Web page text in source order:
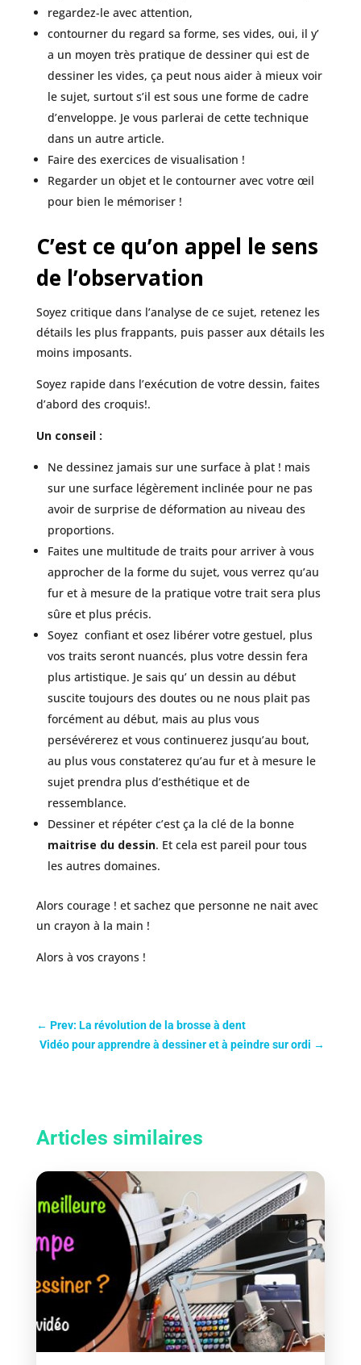
regardez-le avec attention,
contourner du regard sa forme, ses vides, oui, il y’
a un moyen très pratique de dessiner qui est de
dessiner les vides, ça peut nous aider à mieux voir
le sujet, surtout s’il est sous une forme de cadre
d’enveloppe. Je vous parlerai de cette technique
dans un autre article.
Faire des exercices de visualisation !
Regarder un objet et le contourner avec votre œil
pour bien le mémoriser !
C’est ce qu’on appel le sens
de l’observation
Soyez critique dans l’analyse de ce sujet, retenez les
détails les plus frappants, puis passer aux détails les
moins imposants.
Soyez rapide dans l’exécution de votre dessin, faites
d’abord des croquis!.
Un conseil :
Ne dessinez jamais sur une surface à plat ! mais
sur une surface légèrement inclinée pour ne pas
avoir de surprise de déformation au niveau des
proportions.
Faites une multitude de traits pour arriver à vous
approcher de la forme du sujet, vous verrez qu’au
fur et à mesure de la pratique votre trait sera plus
sûre et plus précis.
Soyez confiant et osez libérer votre gestuel, plus
vos traits seront nuancés, plus votre dessin fera
plus artistique. Je sais qu’ un dessin au début
suscite toujours des doutes ou ne nous plait pas
forcément au début, mais au plus vous
persévérerez et vous continuerez jusqu’au bout,
au plus vous constaterez qu’au fur et à mesure le
sujet prendra plus d’esthétique et de
ressemblance.
Dessiner et répéter c’est ça la clé de la bonne
maitrise du dessin. Et cela est pareil pour tous
les autres domaines.
Alors courage ! et sachez que personne ne nait avec
un crayon à la main !
Alors à vos crayons !
← Prev: La révolution de la brosse à dent
Vidéo pour apprendre à dessiner et à peindre sur ordi →
Articles similaires